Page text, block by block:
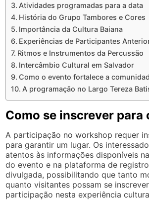
Atividades programadas para a data
História do Grupo Tambores e Cores
Importância da Cultura Baiana
Experiências de Participantes
Ritmos e Instrumentos da Percussão
Intercâmbio Cultural em Salvador
Como o evento fortalece a
A programação no Largo Tereza
Como se inscrever para
A participação no workshop requer
para garantir um lugar. Os
atentos às informações disponíveis
do evento e na plataforma de
divulgada, possibilitando que tanto
quanto visitantes possam se
participação nesta experiência